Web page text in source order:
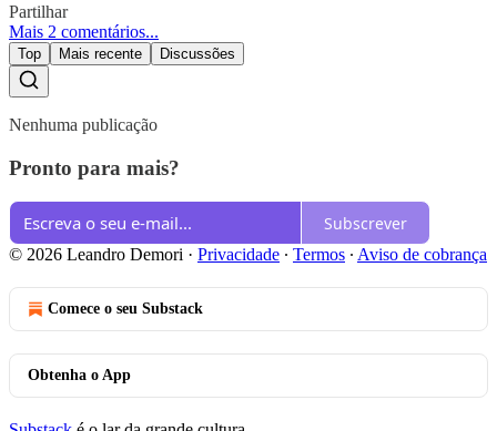
Partilhar
Mais 2 comentários...
Top Mais recente Discussões
Nenhuma publicação
Pronto para mais?
Subscrever
© 2026 Leandro Demori · Privacidade ∙ Termos ∙ Aviso de cobrança
Comece o seu Substack
Obtenha o App